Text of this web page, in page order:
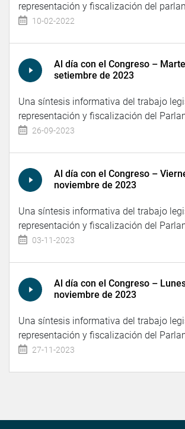
representación y fiscalización del
10-02-2022
Al día con el Congreso –
setiembre de 2023
Una síntesis informativa del trabajo
representación y fiscalización del
26-09-2023
Al día con el Congreso –
noviembre de 2023
Una síntesis informativa del trabajo
representación y fiscalización del
03-11-2023
Al día con el Congreso –
noviembre de 2023
Una síntesis informativa del trabajo
representación y fiscalización del
27-11-2023